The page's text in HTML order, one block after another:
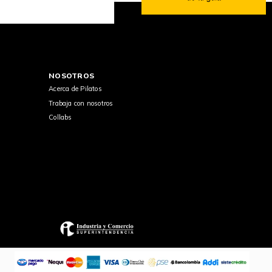
NOSOTROS
Acerca de Pilatos
Trabaja con nosotros
Collabs